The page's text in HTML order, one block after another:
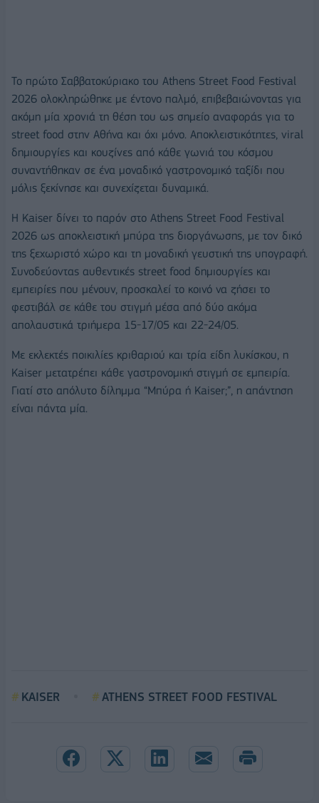
Το πρώτο Σαββατοκύριακο του Athens Street Food Festival
2026 ολοκληρώθηκε με έντονο παλμό, επιβεβαιώνοντας για
ακόμη μία χρονιά τη θέση του ως σημείο αναφοράς για το
street food στην Αθήνα και όχι μόνο. Αποκλειστικότητες, viral
δημιουργίες και κουζίνες από κάθε γωνιά του κόσμου
συναντήθηκαν σε ένα μοναδικό γαστρονομικό ταξίδι που
μόλις ξεκίνησε και συνεχίζεται δυναμικά.
Η Kaiser δίνει το παρόν στο Athens Street Food Festival
2026 ως αποκλειστική μπύρα της διοργάνωσης, με τον δικό
της ξεχωριστό χώρο και τη μοναδική γευστική της υπογραφή.
Συνοδεύοντας αυθεντικές street food δημιουργίες και
εμπειρίες που μένουν, προσκαλεί το κοινό να ζήσει το
φεστιβάλ σε κάθε του στιγμή μέσα από δύο ακόμα
απολαυστικά τριήμερα 15-17/05 και 22-24/05.
Με εκλεκτές ποικιλίες κριθαριού και τρία είδη λυκίσκου, η
Kaiser μετατρέπει κάθε γαστρονομική στιγμή σε εμπειρία.
Γιατί στο απόλυτο δίλημμα “Μπύρα ή Kaiser;”, η απάντηση
είναι πάντα μία.
KAISER ATHENS STREET FOOD FESTIVAL